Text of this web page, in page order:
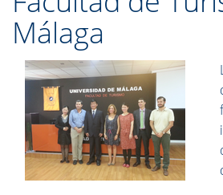
Málaga